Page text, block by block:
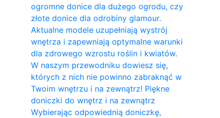
ogromne donice dla dużego ogrodu, czy
złote donice dla odrobiny glamour.
Aktualne modele uzupełniają wystrój
wnętrza i zapewniają optymalne warunki
dla zdrowego wzrostu roślin i kwiatów.
W naszym przewodniku dowiesz się,
których z nich nie powinno zabraknąć w
Twoim wnętrzu i na zewnątrz! Piękne
doniczki do wnętrz i na zewnątrz
Wybierając odpowiednią doniczkę,